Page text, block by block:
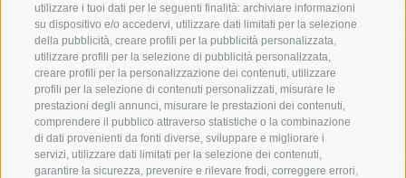
utilizzare i tuoi dati per le seguenti finalità: archiviare informazioni
su dispositivo e/o accedervi, utilizzare dati limitati per la selezione
della pubblicità, creare profili per la pubblicità personalizzata,
utilizzare profili per la selezione di pubblicità personalizzata,
creare profili per la personalizzazione dei contenuti, utilizzare
profili per la selezione di contenuti personalizzati, misurare le
prestazioni degli annunci, misurare le prestazioni dei contenuti,
comprendere il pubblico attraverso statistiche o la combinazione
di dati provenienti da fonti diverse, sviluppare e migliorare i
servizi, utilizzare dati limitati per la selezione dei contenuti,
garantire la sicurezza, prevenire e rilevare frodi, correggere errori,
BENVENUTI NELLA REGIONE
TURISTICA DI RACINES
VAL GIOVO
VAL RACINES
VAL RIDANNA
SPORT E
MOMENTI
SCIARE
ESCURSIONI
ALTA